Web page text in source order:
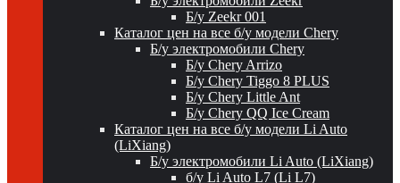
Б/у Zeekr 001
Каталог цен на все б/у модели Chery
Б/у электромобили Chery
Б/у Chery Arrizo
Б/у Chery Tiggo 8 PLUS
Б/у Chery Little Ant
Б/у Chery QQ Ice Cream
Каталог цен на все б/у модели Li Auto
(LiXiang)
Б/у электромобили Li Auto (LiXiang)
б/у Li Auto L7 (Li L7)